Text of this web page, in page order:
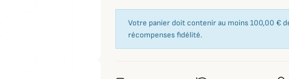
Votre panier doit contenir au moins 100,00 €
récompenses fidélité.